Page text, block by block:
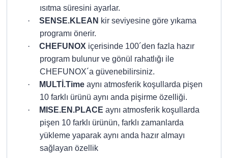
ısıtma süresini ayarlar.
·
SENSE.KLEAN kir seviyesine göre yıkama
programı önerir.
·
CHEFUNOX içerisinde 100´den fazla hazır
program bulunur ve gönül rahatlığı ile
CHEFUNOX´a güvenebilirsiniz.
·
MULTİ.Timeaynı atmosferik koşullarda pişen
10 farklı ürünü aynı anda pişirme özelliği.
·
MISE.EN.PLACE aynı atmosferik koşullarda
pişen 10 farklı ürünün, farklı zamanlarda
yükleme yaparak aynı anda hazır almayı
sağlayan özellik